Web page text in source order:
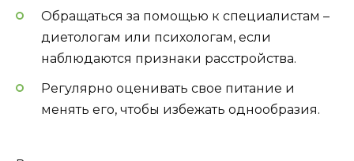
Обращаться за помощью к специалистам –
диетологам или психологам, если
наблюдаются признаки расстройства.
Регулярно оценивать свое питание и
менять его, чтобы избежать однообразия.